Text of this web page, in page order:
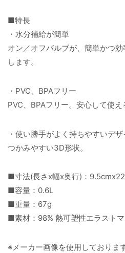
■特長
・水分補給が簡単
オン／オフバルブが、簡単かつ
します。
・PVC、BPAフリー
PVC、BPAフリー。安心して使え
・使い勝手がよく持ちやすいデザ
つかみやすい3D形状。
■寸法(長さx幅x奥行)：
■容量：0.6L
■重量：67g
■素材：98% 熱可塑性エラスト
※メーカー画像を使用しておりま